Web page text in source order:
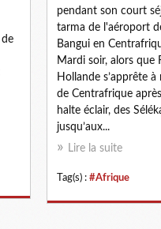
pendant son court
tarma de l'aéroport
Bangui en
Mardi soir, alors que
Hollande s’apprête
de Centrafrique
halte éclair, des
jusqu’aux...
Lire la suite
Tag(s) : #Afrique